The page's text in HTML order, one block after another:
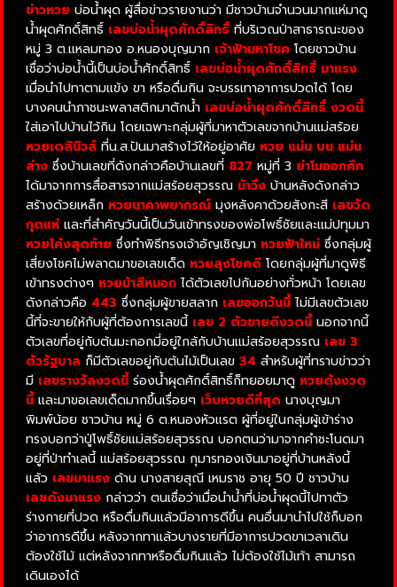
ข่าวหวย บ่อน้ำผุด ผู้สื่อข่าวรายงานว่า มีชาวบ้านจำนวนมากแห่มาดู
น้ำผุดศักดิ์สิทธิ์ เลขบ่อน้ำผุดศักดิ์สิทธิ์ ที่บริเวณป่าสาธารณะของ
หมู่ 3 ต.แหลมทอง อ.หนองบุญมาก เจ้าฟ้ามหาโชค โดยชาวบ้าน
เชื่อว่าบ่อน้ำนี้เป็นบ่อน้ำศักดิ์สิทธิ์ เลขบ่อน้ำผุดศักดิ์สิทธิ์ มาแรง
เมื่อนำไปทาตามแข้ง ขา หรือดื่มกิน จะบรรเทาอาการปวดได้ โดย
บางคนนำภาชนะพลาสติกมาตักน้ำ เลขบ่อน้ำผุดศักดิ์สิทธิ์ งวดนี้
ใส่เอาไปบ้านไว้กิน โดยเฉพาะกลุ่มผู้ที่มาหาตัวเลขจากบ้านแม่สร้อย
หวยเดลินิวส์ ที่น.ส.ปันมาสร้างไว้ให้อยู่อาศัย หวย แม่น บน แม่น
ล่าง ซึ่งบ้านเลขที่ดังกล่าวคือบ้านเลขที่ 827 หมู่ที่ 3 ย่าโมออกศึก
ได้มาจากการสื่อสารจากแม่สร้อยสุวรรณ ม้าวิ่ง บ้านหลังดังกล่าว
สร้างด้วยเหล็ก หวยนาคาพยากรณ์ มุงหลังคาด้วยสังกะสี เลขวัด
กุดแห่ และที่สำคัญวันนี้เป็นวันเข้าทรงของพ่อโพธิ์ชัยและแม่ปทุมมา
หวยโค้งสุดท้าย ซึ่งทำพิธีทรงเจ้าอัญเชิญมา หวยฟ้าใหม่ ซึ่งกลุ่มผู้
เสี่ยงโชคไม่พลาดมาขอเลขเด็ด หวยลุงโชคดี โดยกลุ่มผู้ที่มาดูพิธี
เข้าทรงต่างๆ หวยม้าสีหมอก ได้ตัวเลขไปกันอย่างทั่วหน้า โดยเลข
ดังกล่าวคือ 443 ซึ่งกลุ่มผู้ขายสลาก เลขออกวันนี้ ไม่มีเลขตัวเลข
นี้ที่จะขายให้กับผู้ที่ต้องการเลขนี้ เลข 2 ตัวขายดีงวดนี้ นอกจากนี้
ตัวเลขที่อยู่กับต้นมะกอกมี่อยู่ใกล้กับบ้านแม่สร้อยสุวรรณ เลข 3
ตัวรัฐบาล ก็มีตัวเลขอยู่กับต้นไม้เป็นเลข 34 สำหรับผู้ที่ทราบข่าวว่า
มี เลขรางวัลงวดนี้ ร่องน้ำผุดศักดิ์สิทธิ์ก็ทยอยมาดู หวยดังงวด
นี้ และมาขอเลขเด็ดมากขึ้นเรื่อยๆ เว็บหวยดีที่สุด นางบุญมา
พิมพ์น้อย ชาวบ้าน หมู่ 6 ต.หนองหัวแรต ผู้ที่อยู่ในกลุ่มผู้เข้าร่าง
ทรงบอกว่าปู่โพธิ์ชัยแม่สร้อยสุวรรณ บอกตนว่ามาจากคำชะโนดมา
อยู่ที่ป่าทำเลนี้ แม่สร้อยสุวรรณ กุมารทองเงินมาอยู่ที่บ้านหลังนี้
แล้ว เลขมาแรง ด้าน นางสายสุณี เหมราช อายุ 50 ปี ชาวบ้าน
เลขดังมาแรง กล่าวว่า ตนเชื่อว่าเมื่อนำน้ำที่บ่อน้ำผุดนี้ไปทาตัว
ร่างกายที่ปวด หรือดื่มกินแล้วมีอาการดีขึ้น คนอื่นมานำไปใช้ก็บอก
ว่าอาการดีขึ้น หลังจากทาแล้วบางรายที่มีอาการปวดขาเวลาเดิน
ต้องใช้ไม้ แต่หลังจากทาหรือดื่มกินแล้ว ไม่ต้องใช้ไม้เท้า สามารถ
เดินเองได้